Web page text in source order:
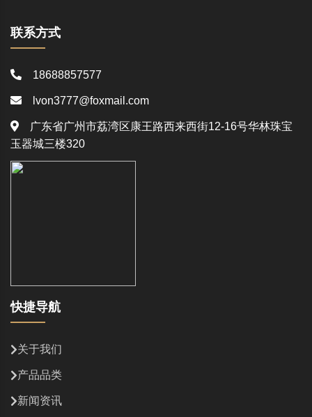
联系方式
18688857577
lvon3777@foxmail.com
广东省广州市荔湾区康王路西来西街12-16号华林珠宝
玉器城三楼320
快捷导航
关于我们
产品品类
新闻资讯